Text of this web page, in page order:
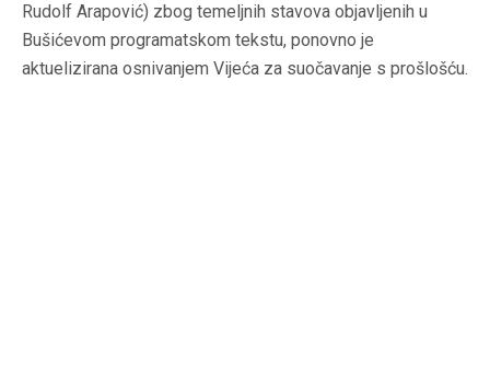
Rudolf Arapović) zbog temeljnih stavova objavljenih u
Bušićevom programatskom tekstu, ponovno je
aktuelizirana osnivanjem Vijeća za suočavanje s prošlošću.